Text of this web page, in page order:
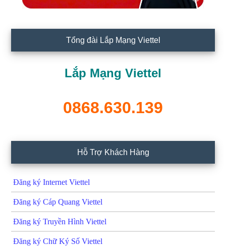
Tổng đài Lắp Mạng Viettel
Lắp Mạng Viettel
0868.630.139
Hỗ Trợ Khách Hàng
Đăng ký Internet Viettel
Đăng ký Cáp Quang Viettel
Đăng ký Truyền Hình Viettel
Đăng ký Chữ Ký Số Viettel